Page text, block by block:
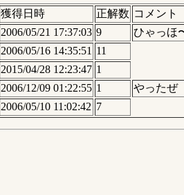
獲得日時 正解数 コメント
2006/05/21 17:37:03 9
ひゃっほ
2006/05/16 14:35:51 11
2015/04/28 12:23:47 1
2006/12/09 01:22:55 1
やったぜ
2006/05/10 11:02:42 7